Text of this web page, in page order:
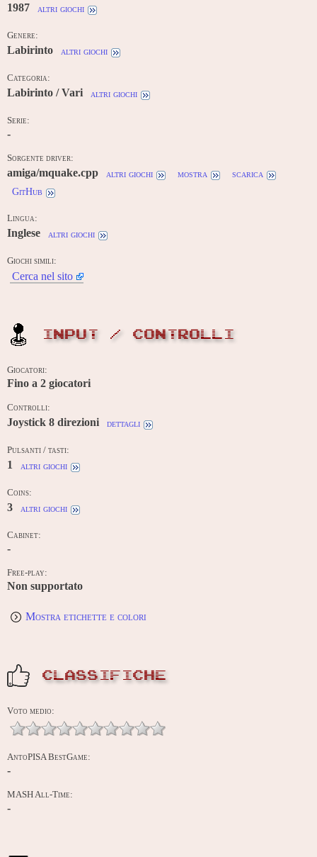
1987 altri giochi
Genere:
Labirinto altri giochi
Categoria:
Labirinto / Vari altri giochi
Serie:
-
Sorgente driver:
amiga/mquake.cpp altri giochi mostra
scarica
GitHub
Lingua:
Inglese altri giochi
Giochi simili:
Cerca nel sito
INPUT / CONTROLLI
Giocatori:
Fino a 2 giocatori
Controlli:
Joystick 8 direzioni dettagli
Pulsanti / tasti:
1 altri giochi
Coins:
3 altri giochi
Cabinet:
-
Free-play:
Non supportato
Mostra etichette e colori
CLASSIFICHE
Voto medio:
AntoPISA BestGame:
-
MASH All-Time:
-